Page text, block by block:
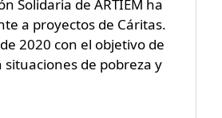
Solidaria de ARTIEM ha
a proyectos de Cáritas.
2020 con el objetivo de
de pobreza y